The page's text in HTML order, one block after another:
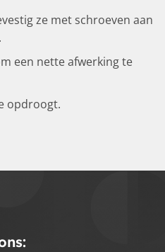
ze met schroeven aan
een nette afwerking te
opdroogt.